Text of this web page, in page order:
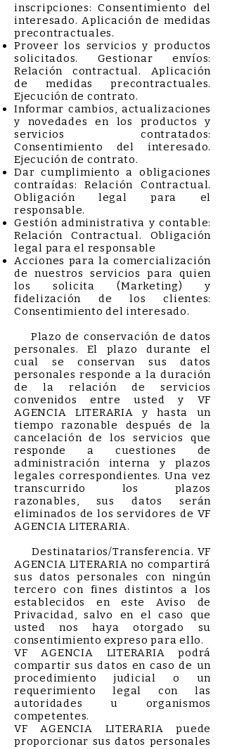
inscripciones: Consentimiento del
interesado. Aplicación de medidas
precontractuales.
Proveer los servicios y productos
solicitados. Gestionar envíos:
Relación contractual. Aplicación
de medidas precontractuales.
Ejecución de contrato.
Informar cambios, actualizaciones
y novedades en los productos y
servicios contratados:
Consentimiento del interesado.
Ejecución de contrato.
Dar cumplimiento a obligaciones
contraídas: Relación Contractual.
Obligación legal para el
responsable.
Gestión administrativa y contable:
Relación Contractual. Obligación
legal para el responsable
Acciones para la comercialización
de nuestros servicios para quien
los solicita (Marketing) y
fidelización de los clientes:
Consentimiento del interesado.
Plazo de conservación de datos
personales. El plazo durante el
cual se conservan sus datos
personales responde a la duración
de la relación de servicios
convenidos entre usted y VF
AGENCIA LITERARIA y hasta un
tiempo razonable después de la
cancelación de los servicios que
responde a cuestiones de
administración interna y plazos
legales correspondientes. Una vez
transcurrido los plazos
razonables, sus datos serán
eliminados de los servidores de VF
AGENCIA LITERARIA.
Destinatarios/Transferencia. VF
AGENCIA LITERARIA no compartirá
sus datos personales con ningún
tercero con fines distintos a los
establecidos en este Aviso de
Privacidad, salvo en el caso que
usted nos haya otorgado su
consentimiento expreso para ello.
VF AGENCIA LITERARIA podrá
compartir sus datos en caso de un
procedimiento judicial o un
requerimiento legal con las
autoridades u organismos
competentes.
VF AGENCIA LITERARIA puede
proporcionar sus datos personales